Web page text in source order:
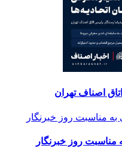
اصناف تهران
مناسبت روز خبرنگار